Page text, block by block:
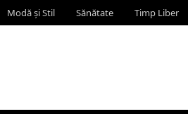
Modă și Stil Sănătate Timp Liber